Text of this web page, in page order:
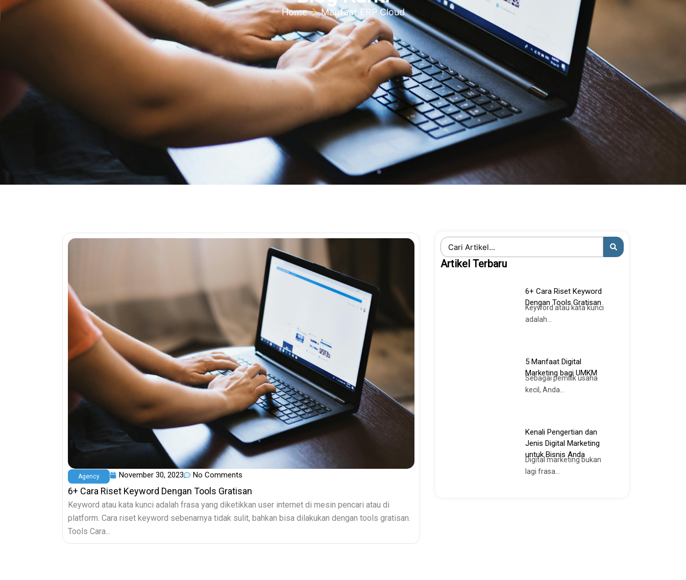
Home Manfaat ERP Cloud
Agency November 30, 2023 No Comments
6+ Cara Riset Keyword Dengan Tools Gratisan
Keyword atau kata kunci adalah frasa yang diketikkan user internet di mesin pencari atau di
platform. Cara riset keyword sebenarnya tidak sulit, bahkan bisa dilakukan dengan tools gratisan.
Tools Cara...
Search
...
Artikel Terbaru
6+ Cara Riset Keyword
Dengan Tools Gratisan
Keyword atau kata kunci
adalah...
5 Manfaat Digital
Marketing bagi UMKM
Sebagai pemilik usaha
kecil, Anda...
Kenali Pengertian dan
Jenis Digital Marketing
untuk Bisnis Anda
Digital marketing bukan
lagi frasa...